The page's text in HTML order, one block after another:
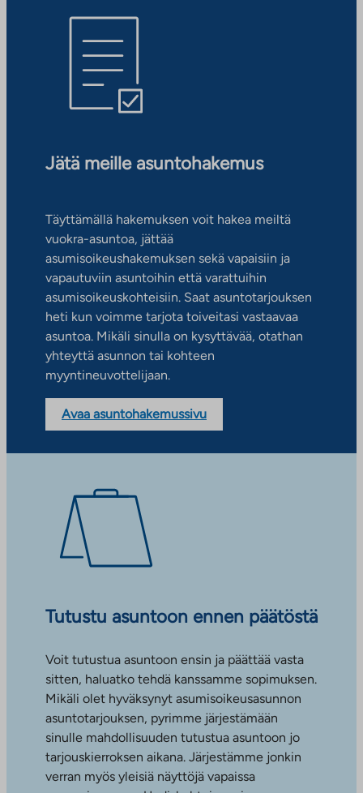
Jätä meille asuntohakemus
Täyttämällä hakemuksen voit hakea meiltä
vuokra-asuntoa, jättää
asumisoikeushakemuksen sekä vapaisiin ja
vapautuviin asuntoihin että varattuihin
asumisoikeuskohteisiin. Saat asuntotarjouksen
heti kun voimme tarjota toiveitasi vastaavaa
asuntoa. Mikäli sinulla on kysyttävää, otathan
yhteyttä asunnon tai kohteen
myyntineuvottelijaan.
Avaa asuntohakemussivu
Tutustu asuntoon ennen päätöstä
Voit tutustua asuntoon ensin ja päättää vasta
sitten, haluatko tehdä kanssamme sopimuksen.
Mikäli olet hyväksynyt asumisoikeusasunnon
asuntotarjouksen, pyrimme järjestämään
sinulle mahdollisuuden tutustua asuntoon jo
tarjouskierroksen aikana. Järjestämme jonkin
verran myös yleisiä näyttöjä vapaissa